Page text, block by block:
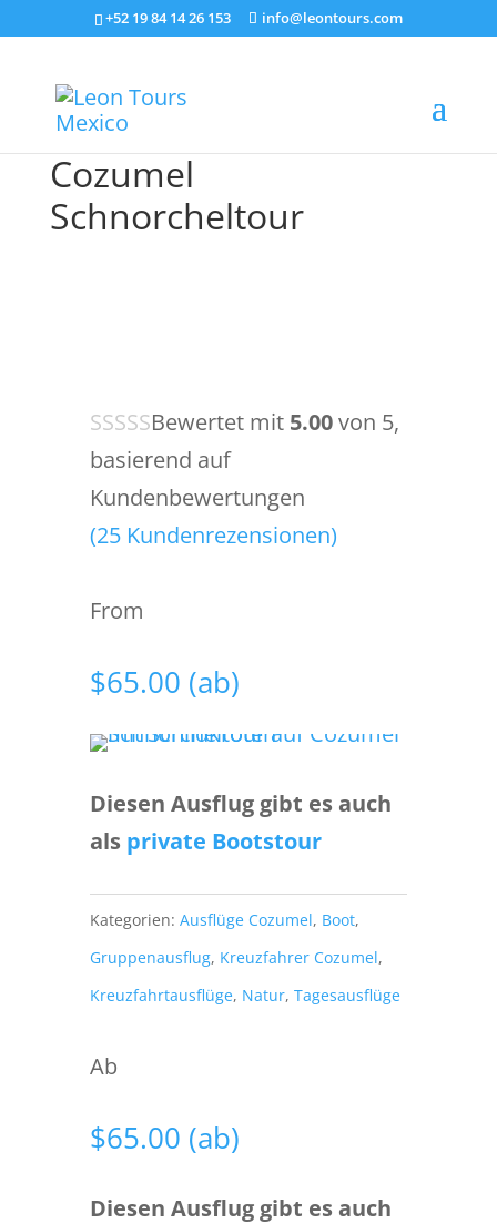
+52 19 84 14 26 153 info@leontours.com
Cozumel
Schnorcheltour
Bewertet mit 5.00von 5,
basierend auf
Kundenbewertungen
(25Kundenrezensionen)
From
$65.00 (ab)
Diesen Ausflug gibt es auch
als private Bootstour
Kategorien: Ausflüge Cozumel, Boot,
Gruppenausflug, Kreuzfahrer Cozumel,
Kreuzfahrtausflüge, Natur, Tagesausflüge
Ab
$65.00 (ab)
Diesen Ausflug gibt es auch